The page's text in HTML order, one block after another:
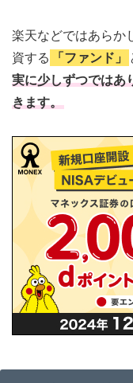
楽天などではあらか
資する
「ファンド」
実に少しずつではあ
きます。